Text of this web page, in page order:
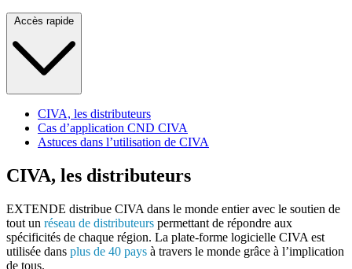
Accès rapide
CIVA, les distributeurs
Cas d’application CND CIVA
Astuces dans l’utilisation de CIVA
CIVA, les distributeurs
EXTENDE distribue CIVA dans le monde entier avec le soutien de
tout un réseau de distributeurs permettant de répondre aux
spécificités de chaque région. La plate-forme logicielle CIVA est
utilisée dans plus de 40 pays à travers le monde grâce à l’implication
de tous.